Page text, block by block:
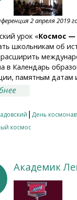
2 апреля
урок «Космос
школьникам об
в Календарь
памятным датам
| День
космос
Академик